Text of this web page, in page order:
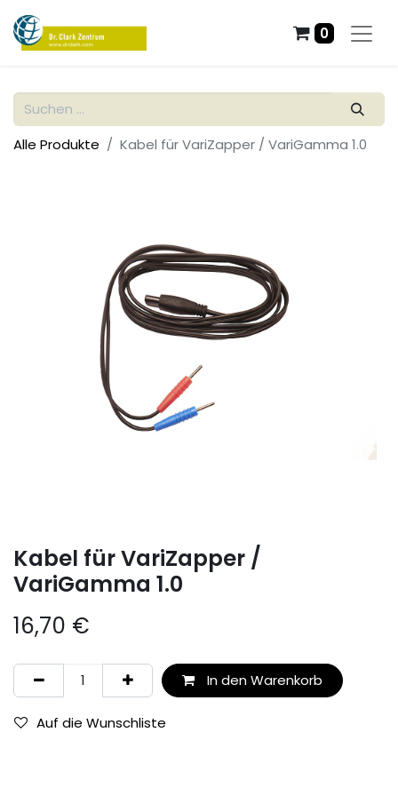
0
Alle Produkte Kabel für VariZapper / VariGamma 1.0
Kabel für VariZapper /
VariGamma 1.0
16,70 €
In den Warenkorb
Auf die Wunschliste